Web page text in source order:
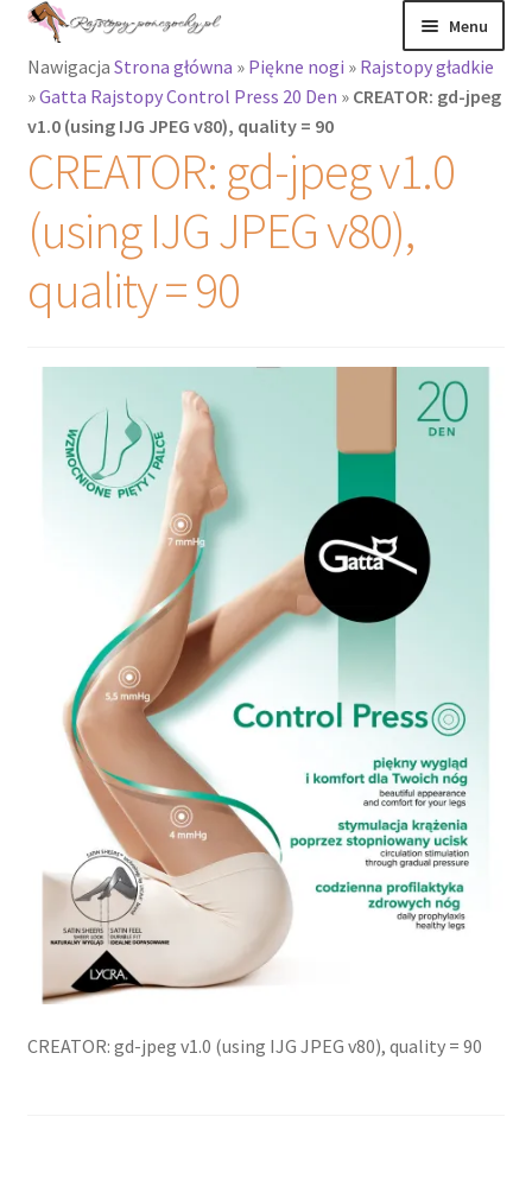
Przejdź
nawigacji
Przejdź
treści
Menu
Rajstopy
Rozwiń
menu
potomne
Pończochy i
zakolanówki
Podkolanówki i
produkty
Recenzje
Rozwiń
menu
potomne
Nawigacja Strona główna » Piękne nogi » Rajstopy gładkie
»Gatta Rajstopy Control Press 20 Den » CREATOR: gd-jpeg
v1.0 (using IJG JPEG v80), quality = 90
CREATOR: gd-jpeg v1.0
(using IJG JPEG v80),
quality = 90
CREATOR: gd-jpeg v1.0 (using IJG JPEG v80), quality = 90